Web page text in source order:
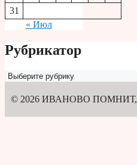
31
« Июл
Рубрикатор
Рубрикатор
© 2026 ИВАНОВО ПОМНИТ,